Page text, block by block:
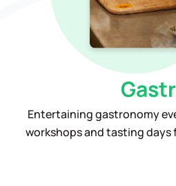
Entertaining gastronomy
workshops and tasting